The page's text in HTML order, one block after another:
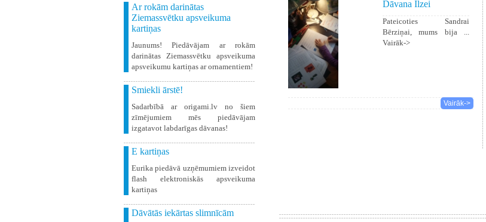
Ar rokām darinātas
Ziemassvētku apsveikuma
kartiņas
Jaunums! Piedāvājam ar rokām
darinātas Ziemassvētku apsveikuma
apsveikumu kartiņas ar ornamentiem!
Smiekli ārstē!
Sadarbībā ar origami.lv no šiem
zīmējumiem mēs piedāvājam
izgatavot labdarīgas dāvanas!
E kartiņas
Eurika piedāvā uzņēmumiem izveidot
flash elektroniskās apsveikuma
kartiņas
Dāvātās iekārtas slimnīcām
Dāvana Ilzei
Pateicoties Sandrai
Bērziņai, mums bija ...
Vairāk->
Vairāk->